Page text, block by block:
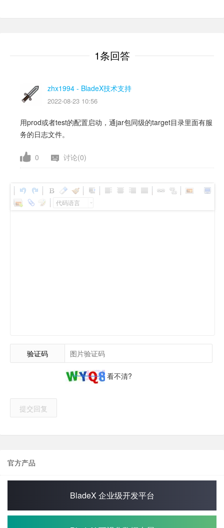
1条回答
zhx1994 - BladeX技术支持
2022-08-23 10:56
用prod或者test的配置启动，通jar包同级的target目录里面有服
务的日志文件。
0 讨论(0)
代码语言
验证码
看不清?
提交回复
官方产品
BladeX 企业级开发平台